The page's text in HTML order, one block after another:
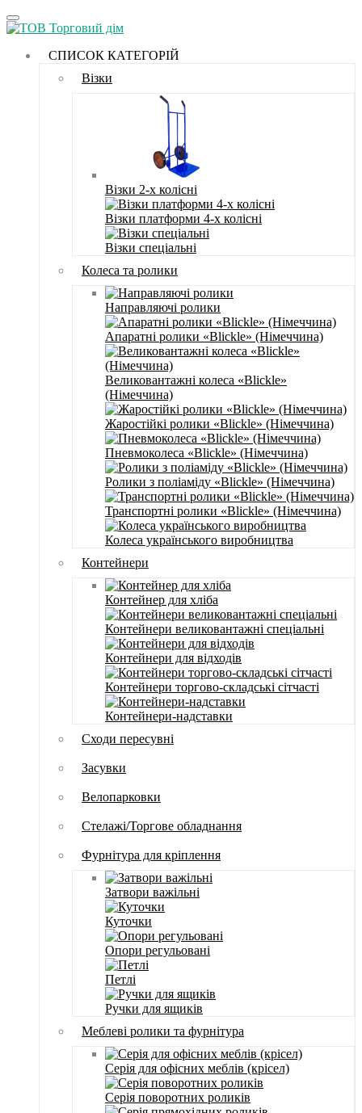
СПИСОК КАТЕГОРІЙ
Візки
Візки 2-х колісні
Візки платформи 4-х колісні
Візки спеціальні
Колеса та ролики
Направляючі ролики
Апаратні ролики «Blickle» (Німеччина)
Великовантажні колеса «Blickle»
(Німеччина)
Жаростійкі ролики «Blickle» (Німеччина)
Пневмоколеса «Blickle» (Німеччина)
Ролики з поліаміду «Blickle» (Німеччина)
Транспортні ролики «Blickle» (Німеччина)
Колеса українського виробництва
Контейнери
Контейнер для хліба
Контейнери великовантажні спеціальні
Контейнери для відходів
Контейнери торгово-складські сітчасті
Контейнери-надставки
Сходи пересувні
Засувки
Велопарковки
Стелажі/Торгове обладнання
Фурнітура для кріплення
Затвори важільні
Куточки
Опори регульовані
Петлі
Ручки для ящиків
Меблеві ролики та фурнітура
Серія для офісних меблів (крісел)
Серія поворотних роликів